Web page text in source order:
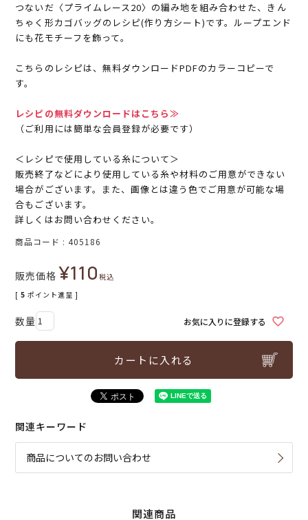
つないだ〈プライムレース20〉の編み地を組み合わせた、きん
ちゃく形カゴバッグのレシピ(作り方シート)です。ループエンド
にも花モチーフを飾って。
こちらのレシピは、無料ダウンロードPDFのカラーコピーで
す。
レシピの無料ダウンロードはこちら≫
（ご利用には簡単な会員登録が必要です）
＜レシピで使用している糸について＞
販売終了などにより使用している糸や材料のご用意ができない
場合がございます。また、画像とは違う色でご用意が可能な場
合もございます。
詳しくはお問い合わせください。
商品コード 405186
販売価格 ¥110税込
[ 5 ポイント進呈 ]
お気に入りに登録する
カートに入れる
関連キーワード
商品についてのお問い合わせ
関連商品